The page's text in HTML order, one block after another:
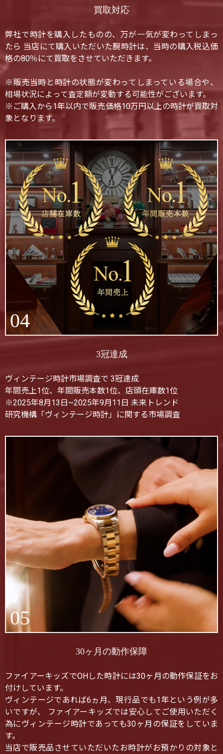
買取対応
弊社で時計を購入したものの、万が一気が変わってしまっ
たら 当店にて購入いただいた腕時計は、当時の購入税込価
格の80％にて買取をさせていただきます。
※販売当時と時計の状態が変わってしまっている場合や、
相場状況によって査定額が変動する可能性がございます。
※ご購入から1年以内で販売価格10万円以上の時計が買取対
象となります。
04
3冠達成
ヴィンテージ時計市場調査で 3冠達成
年間売上1位、年間販売本数1位、店頭在庫数1位
※2025年8月13日~2025年9月11日 未来トレンド
研究機構「ヴィンテージ時計」に関する市場調査
05
30ヶ月の動作保障
ファイアーキッズでOHした時計には30ヶ月の動作保証をお
付けしています。
ヴィンテージであれば6ヵ月、現行品でも1年という例が多
いですが、 ファイアーキッズでは安心してご使用いただく
為にヴィンテージ時計であっても30ヶ月の保証をしていま
す。
当店で販売品させていただいたお時計がお預かりの対象と